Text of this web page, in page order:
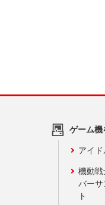
ゲーム機
アイ
機動
バー
ト